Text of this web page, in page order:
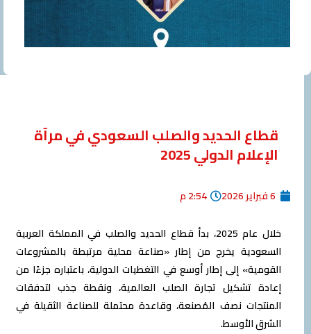
قطاع الحديد والصلب السعودي في مرآة
الإعلام الدولي 2025
6 فبراير 2026 2:54 م
خلال عام 2025، بدأ قطاع الحديد والصلب في المملكة العربية
السعودية يخرج من إطار «صناعة محلية مرتبطة بالمشروعات
القومية» إلى إطار أوسع في التغطيات الدولية، باعتباره جزءًا من
إعادة تشكيل تجارة الصلب العالمية، ونقطة جذب لتدفقات
المنتجات نصف المُصنعة، وقاعدة محتملة للصناعة الثقيلة في
الشرق الأوسط.